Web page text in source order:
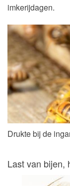
imkerijdagen.
Drukte bij de
Last van bijen,